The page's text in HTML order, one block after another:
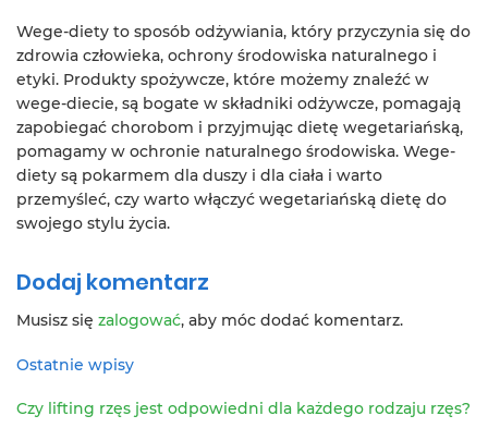
Wege-diety to sposób odżywiania, który przyczynia się do
zdrowia człowieka, ochrony środowiska naturalnego i
etyki. Produkty spożywcze, które możemy znaleźć w
wege-diecie, są bogate w składniki odżywcze, pomagają
zapobiegać chorobom i przyjmując dietę wegetariańską,
pomagamy w ochronie naturalnego środowiska. Wege-
diety są pokarmem dla duszy i dla ciała i warto
przemyśleć, czy warto włączyć wegetariańską dietę do
swojego stylu życia.
Dodaj komentarz
Musisz się zalogować, aby móc dodać komentarz.
Ostatnie wpisy
Czy lifting rzęs jest odpowiedni dla każdego rodzaju rzęs?